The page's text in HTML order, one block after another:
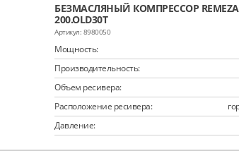
БЕЗМАСЛЯНЫЙ КОМПРЕССОР REMEZA
200.OLD30T
8980050
Мощность:
Производительность:
Объем ресивера:
Расположение ресивера:
Давление: